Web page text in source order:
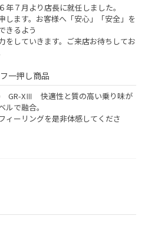
年７月より店長に就任しました。
します。お客様へ「安心」「安全」を
きるよう
をしていきます。ご来店お待ちしてお
一押し商品
GR-XⅢ 快適性と質の高い乗り味が
ルで融合。
ィーリングを是非体感してくださ